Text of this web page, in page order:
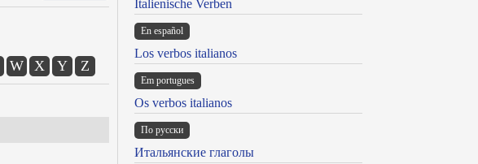
W X Y Z
Italienische Verben
En español
Los verbos italianos
Em portugues
Os verbos italianos
По русски
Итальянские глаголы